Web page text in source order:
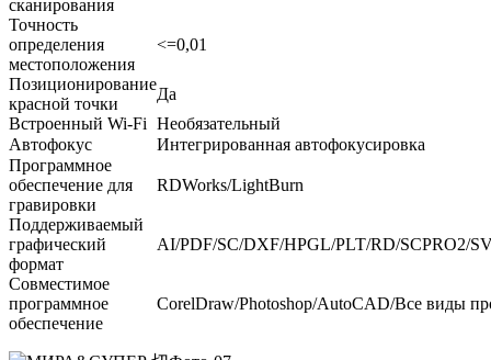
сканирования
Точность
определения
местоположения
<=0,01
Позиционирование
красной точки
Да
Встроенный Wi-Fi Необязательный
Автофокус
Интегрированная автофокусировка
Программное
обеспечение для
гравировки
RDWorks/LightBurn
Поддерживаемый
графический
формат
AI/PDF/SC/DXF/HPGL/PLT/RD/SCPRO2/
Совместимое
программное
обеспечение
CorelDraw/Photoshop/AutoCAD/Все виды